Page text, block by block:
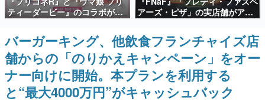
ど。多くの人々に読まれた、電ファミ渾身の“殿堂入り”記
事をまとめました。
ゲームの企画書
名作ゲームクリエイターの方々に製作時のエピソードをお
聞きし、ヒットする企画（ゲーム）とは何か？を探ってい
きます。
赫本
この物語を解いてはいけない。『赫本』は、〈試験問題〉
ティーダービー』のコラボが決
定！“最大170連無料”の8.5周年
キャンペーンなども発表
アーズ・ピザ」の実店舗がアメ
リカの商業施設「American
Dream」に2027年オープン！
ScottGamesとの共同開発、食
事だけでなくステージショーや
没入型のホラー体験も楽しめる
バーガーキング、他飲食フランチャイズ店
舗からの「のりかえキャンペーン」をオー
ナー向けに開始。本プランを利用する
と“最大4000万円”がキャッシュバック